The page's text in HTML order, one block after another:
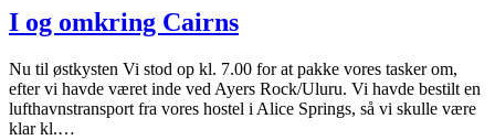
I og omkring Cairns
Nu til østkysten Vi stod op kl. 7.00 for at pakke vores tasker om,
efter vi havde været inde ved Ayers Rock/Uluru. Vi havde bestilt en
lufthavnstransport fra vores hostel i Alice Springs, så vi skulle være
klar kl.…